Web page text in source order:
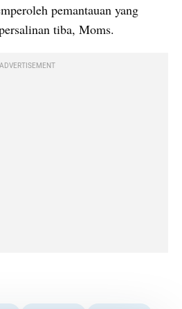
pemantauan yang
tiba, Moms.
ADVERTISEMENT